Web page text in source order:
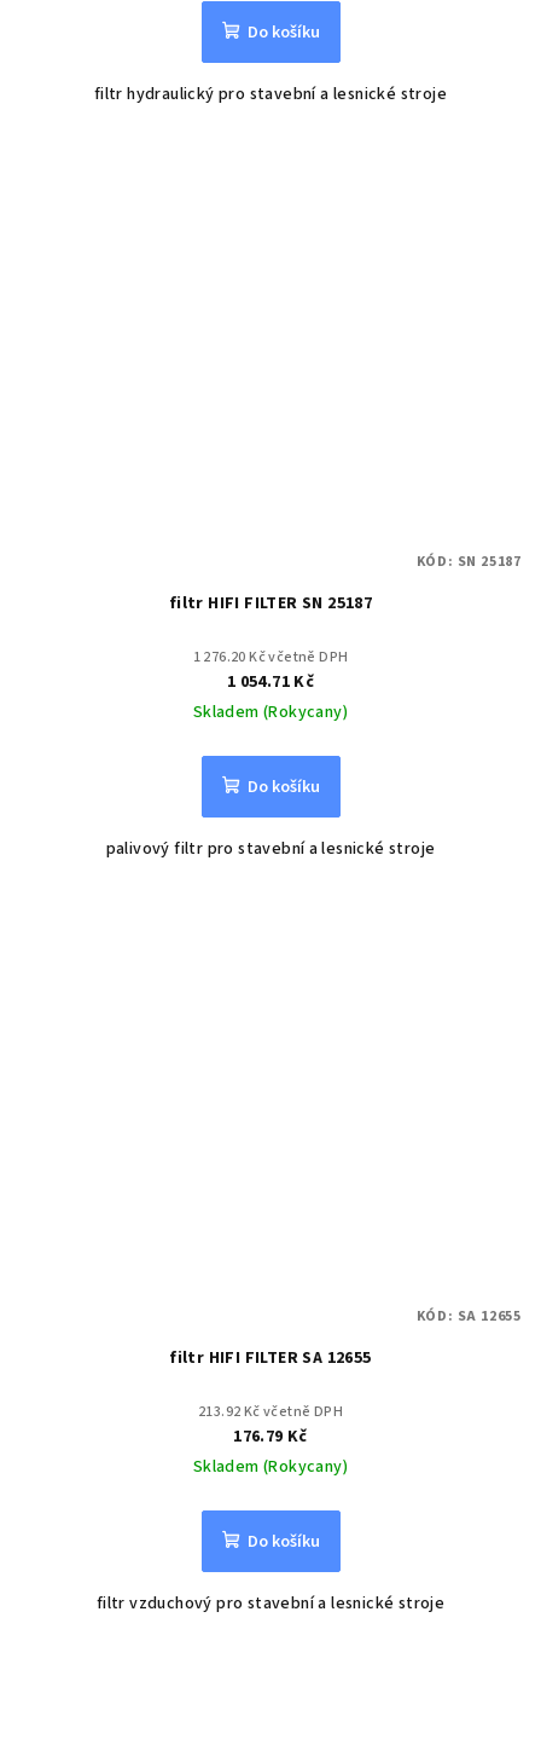
Do košíku
filtr hydraulický pro stavební a lesnické stroje
filtr HIFI FILTER SN 25187
1 276.20 Kč včetně DPH
1 054.71 Kč
Skladem (Rokycany)
Do košíku
palivový filtr pro stavební a lesnické stroje
KÓD: SN 25187
filtr HIFI FILTER SA 12655
213.92 Kč včetně DPH
176.79 Kč
Skladem (Rokycany)
Do košíku
filtr vzduchový pro stavební a lesnické stroje
KÓD: SA 12655